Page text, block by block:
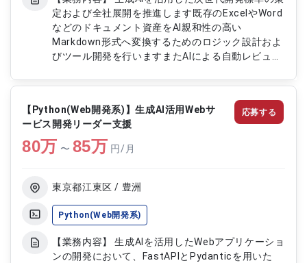
業務自動レビューシステムの開発 ・コンテンツ品
質チェック機能の実装 ・AI自動改善提案機能の開発
・自動フィードバック機能の実装 ・社内ナレッジ
ベース情報自動取得システムの開発 ・AIによる情報
構築 ・LLMモデルの選定・評価 ・AIモデルのチュ
ーニング・最適化 ・API連携の設計・実装 ・システ
ムアーキテクチャ設計 ・要件定義・基本設計 ・詳
細設計・実装 ・テスト実施・品質保証 ・運用保守
対応
定および全社展開を推進します既存のExcelやWord
などのドキュメント資産をAI親和性の高い
Markdown形式へ変換するためのロジック設計およ
びツール開発を行いますまたAIによる自動レビュー
び実装を担当し各プロジェクトへのAI導入支援や効
果測定およびKPI管理まで一貫して対応します 【作
業内容】 ・生成AIを活用した開発標準およびガイド
ライン策定 ・既存ドキュメント資産のMarkdown形
式への変換ロジック設計およびツール開発 ・AI自動
レビューおよび継続学習基盤（LLMOps）の構想策
び効果測定（KPI管理） ・技術検証（PoC）から本
ト日数】フルリモート
【Python(Web開発系)】生成AI活用Webサ
ービス開発リーダー支援
80万 〜 85万 円/月
東京都江東区 / 豊洲
Python(Web開発系)
【業務内容】 生成AIを活用したWebアプリケーショ
ンの開発において、FastAPIとPydanticを用いた
応募する